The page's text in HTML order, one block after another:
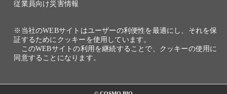
従業員向け災害情報
※当社のWEBサイトはユーザーの利便性を最適にし、それを保
証するためにクッキーを使用しています。
このWEBサイトの利用を継続することで、クッキーの使用に
同意することになります。